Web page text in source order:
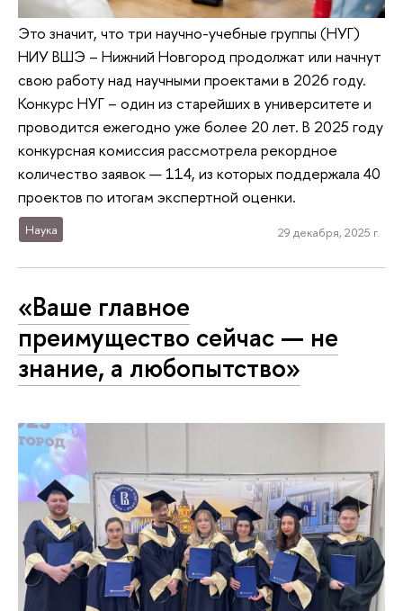
Это значит, что три научно-учебные группы (НУГ)
НИУ ВШЭ – Нижний Новгород продолжат или начнут
свою работу над научными проектами в 2026 году.
Конкурс НУГ – один из старейших в университете и
проводится ежегодно уже более 20 лет. В 2025 году
конкурсная комиссия рассмотрела рекордное
количество заявок — 114, из которых поддержала 40
проектов по итогам экспертной оценки.
Наука 29 декабря, 2025 г.
«Ваше главное
преимущество сейчас — не
знание, а любопытство»